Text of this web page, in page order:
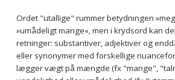
Ordet "utallige" rummer betydningen
»umådeligt mange«, men i krydsord kan
retninger: substantiver, adjektiver og
eller synonymer med forskellige
lægger vægt på mængde (fx "mange",